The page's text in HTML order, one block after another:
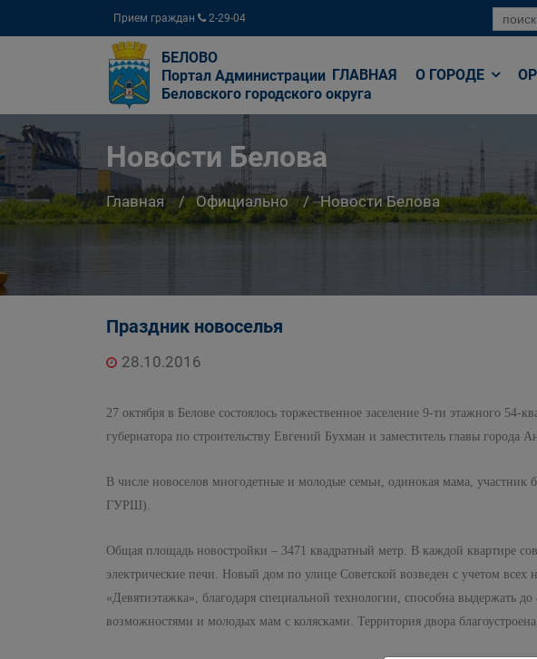
Прием граждан 2-29-04
БЕЛОВО
Портал Администрации
Беловского городского округа
ГЛАВНАЯ О ГОРОДЕ
Новости Белова
Главная Официально Новости Белова
Праздник новоселья
28.10.2016
27 октября в Белове состоялось торжественное заселение 9-ти этажного
губернатора по строительству Евгений Бухман и заместитель главы города
В числе новоселов многодетные и молодые семьи, одинокая мама,
ГУРШ).
Общая площадь новостройки – 3471 квадратный метр. В каждой квартире
электрические печи. Новый дом по улице Советской возведен с учетом
«Девятиэтажка», благодаря специальной технологии, способна
возможностями и молодых мам с колясками. Территория двора